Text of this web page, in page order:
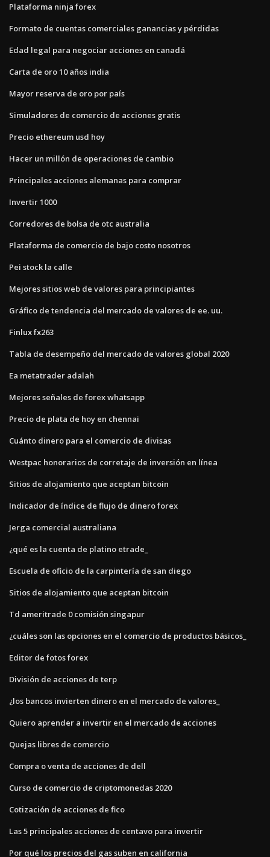
Plataforma ninja forex
Formato de cuentas comerciales ganancias y pérdidas
Edad legal para negociar acciones en canadá
Carta de oro 10 años india
Mayor reserva de oro por país
Simuladores de comercio de acciones gratis
Precio ethereum usd hoy
Hacer un millón de operaciones de cambio
Principales acciones alemanas para comprar
Invertir 1000
Corredores de bolsa de otc australia
Plataforma de comercio de bajo costo nosotros
Pei stock la calle
Mejores sitios web de valores para principiantes
Gráfico de tendencia del mercado de valores de ee. uu.
Finlux fx263
Tabla de desempeño del mercado de valores global 2020
Ea metatrader adalah
Mejores señales de forex whatsapp
Precio de plata de hoy en chennai
Cuánto dinero para el comercio de divisas
Westpac honorarios de corretaje de inversión en línea
Sitios de alojamiento que aceptan bitcoin
Indicador de índice de flujo de dinero forex
Jerga comercial australiana
¿qué es la cuenta de platino etrade_
Escuela de oficio de la carpintería de san diego
Sitios de alojamiento que aceptan bitcoin
Td ameritrade 0 comisión singapur
¿cuáles son las opciones en el comercio de productos básicos_
Editor de fotos forex
División de acciones de terp
¿los bancos invierten dinero en el mercado de valores_
Quiero aprender a invertir en el mercado de acciones
Quejas libres de comercio
Compra o venta de acciones de dell
Curso de comercio de criptomonedas 2020
Cotización de acciones de fico
Las 5 principales acciones de centavo para invertir
Por qué los precios del gas suben en california